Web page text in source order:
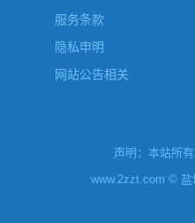
服务条款
隐私申明
网站公告相关
声明：本站所
www.2zzt.com © 盐